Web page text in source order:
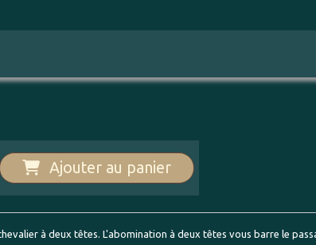
Ajouter au panier
à deux têtes. L'abomination à deux têtes vous barre le